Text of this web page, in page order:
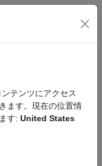
ーション メ
object and
テンツにアクセス
ます。現在の位置情
す: United States